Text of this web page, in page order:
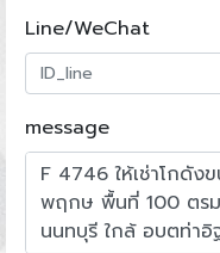
Line/WeChat
message